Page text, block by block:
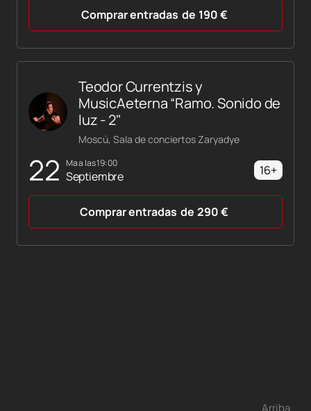
Comprar entradas de 190€
22 ma a las 19:00
Septiembre
Teodor Currentzis y
MusicAeterna “Ramo. Sonido de
luz - 2"
Moscú, Sala de conciertos Zaryadye
16+
Comprar entradas de 290€